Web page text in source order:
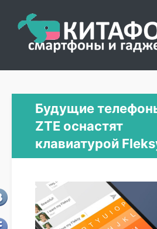
Будущие
ZTE оснастят
клавиатурой